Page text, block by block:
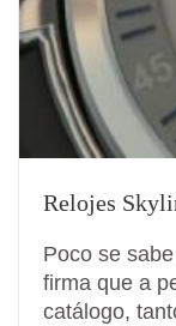
Relojes
Poco se
firma que a
catálogo,